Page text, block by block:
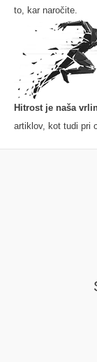
to, kar naročite.
Hitrost je naša
artiklov, kot tudi pri